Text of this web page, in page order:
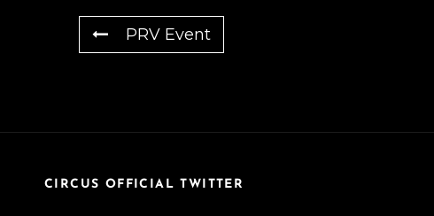
PRV Event
CIRCUS OFFICIAL TWITTER